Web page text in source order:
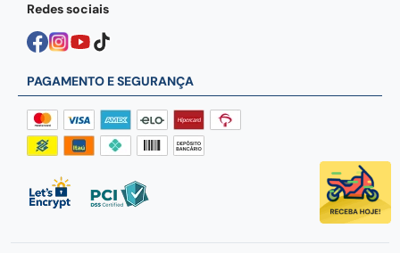
Redes sociais
PAGAMENTO E SEGURANÇA